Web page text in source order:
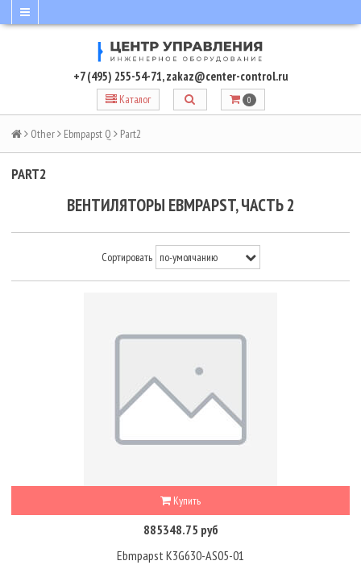
+7 (495) 255-54-71,zakaz@center-control.ru
Каталог 0
Other Ebmpapst Q Part2
PART2
ВЕНТИЛЯТОРЫ EBMPAPST, ЧАСТЬ 2
Сортировать
Купить
885348.75 руб
Ebmpapst K3G630-AS05-01